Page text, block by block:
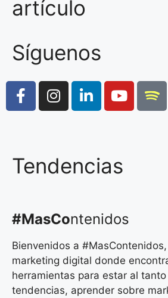
artículo
Síguenos
Tendencias
#MasContenidos
Bienvenidos a
marketing digital donde
herramientas para estar al
tendencias, aprender sobre